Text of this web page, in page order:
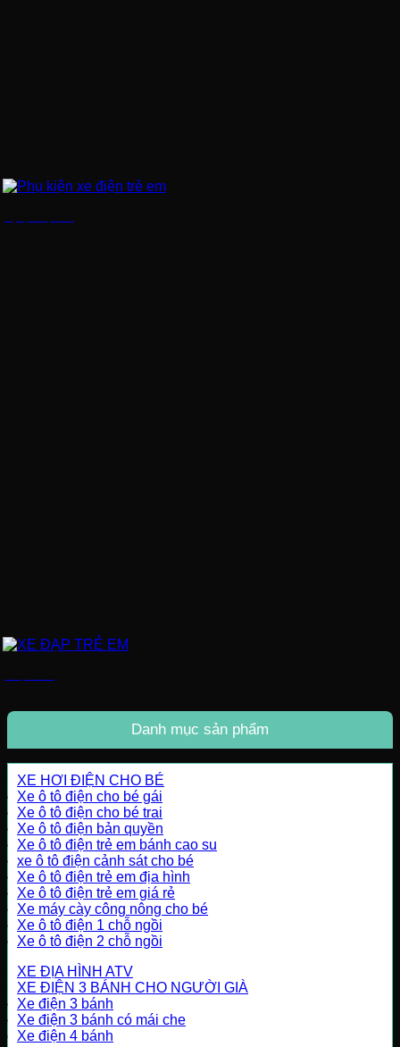
Danh mục sản phẩm
XE HƠI ĐIỆN CHO BÉ
Xe ô tô điện cho bé gái
Xe ô tô điện cho bé trai
Xe ô tô điện bản quyền
Xe ô tô điện trẻ em bánh cao su
xe ô tô điện cảnh sát cho bé
Xe ô tô điện trẻ em địa hình
Xe ô tô điện trẻ em giá rẻ
Xe máy cày công nông cho bé
Xe ô tô điện 1 chỗ ngồi
Xe ô tô điện 2 chỗ ngồi
XE ĐỊA HÌNH ATV
XE ĐIỆN 3 BÁNH CHO NGƯỜI GIÀ
Xe điện 3 bánh
Xe điện 3 bánh có mái che
Xe điện 4 bánh